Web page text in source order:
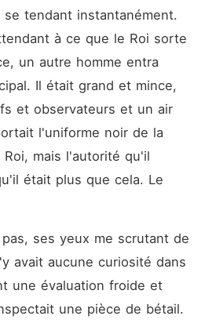
tendant instantanément.
à ce que le Roi sorte
un autre homme entra
Il était grand et mince,
et observateurs et un air
l'uniforme noir de la
mais l'autorité qu'il
était plus que cela. Le
ses yeux me scrutant de
avait aucune curiosité dans
une évaluation froide et
une pièce de bétail.